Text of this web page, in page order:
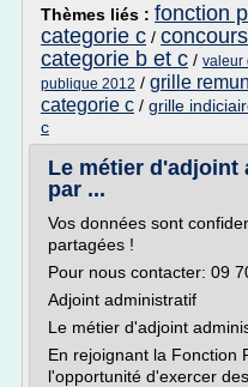
Thèmes liés : fonction
categorie c /
categorie b et c / valeur
publique 2012 / grille
categorie c / grille
c
Le métier d'adjoint
par ...
Vos données sont
partagées !
Pour nous contacter: 09
Adjoint administratif
Le métier d'adjoint
En rejoignant la Fonction
l'opportunité d'exercer